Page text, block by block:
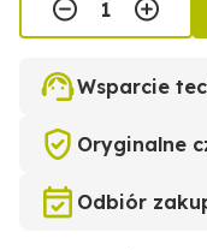
Wsparcie
Oryginalne
Odbiór